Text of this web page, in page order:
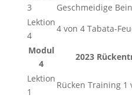
3
Geschmeidige
Lektion
4
4 von 4 Tabata-
Modul
4
2023
Lektion
1
Rücken Training 1